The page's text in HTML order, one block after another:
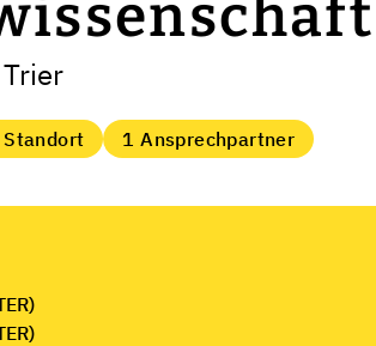
Standort 1 Ansprechpartner